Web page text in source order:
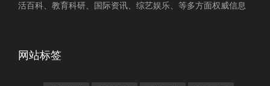
活百科、教育科研、国际资讯、综艺娱乐、等多方面权威信息
网站标签